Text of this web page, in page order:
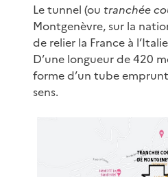
Le tunnel (ou tranchée
Montgenèvre, sur la
de relier la France à
D’une longueur de 420
forme d’un tube
sens.